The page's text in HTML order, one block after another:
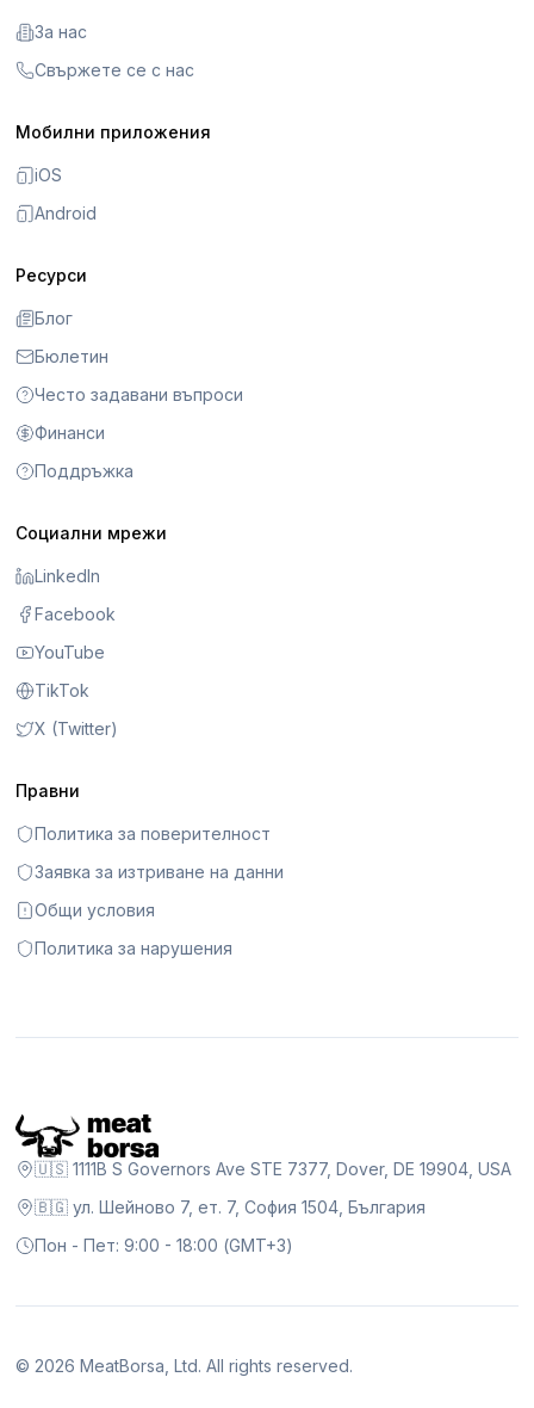
За нас
Свържете се с нас
Мобилни приложения
iOS
Android
Ресурси
Блог
Бюлетин
Често задавани въпроси
Финанси
Поддръжка
Социални мрежи
LinkedIn
Facebook
YouTube
TikTok
X (Twitter)
Правни
Политика за поверителност
Заявка за изтриване на данни
Общи условия
Политика за нарушения
🇺🇸 1111B S Governors Ave STE 7377, Dover, DE 19904, USA
🇧🇬 ул. Шейново 7, ет. 7, София 1504, България
Пон - Пет: 9:00 - 18:00 (GMT+3)
© 2026 MeatBorsa, Ltd. All rights reserved.